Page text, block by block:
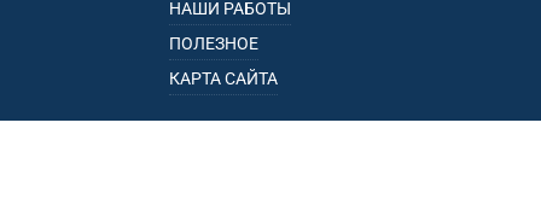
НАШИ РАБОТЫ
ПОЛЕЗНОЕ
КАРТА САЙТА